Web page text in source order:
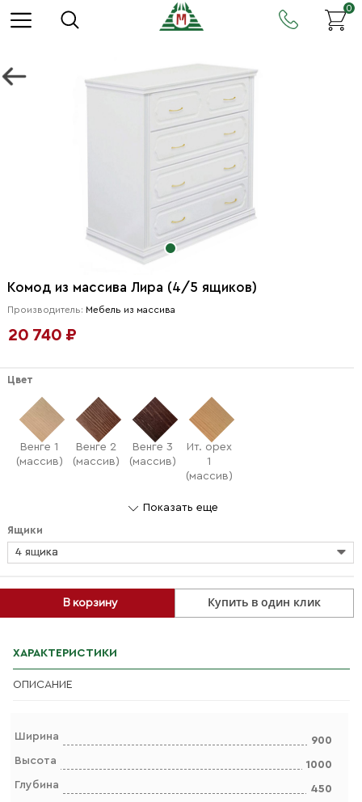
0
Комод из массива Лира (4/5 ящиков)
Производитель: Мебель из массива
20 740 ₽
В корзину Купить в один клик
Цвет
Венге 1
(массив)
Венге 2
(массив)
Венге 3
(массив)
Ит. орех
1
(массив)
Показать еще
Ящики
4 ящика
ХАРАКТЕРИСТИКИ
ОПИСАНИЕ
Ширина
900
Высота
1000
Глубина
450